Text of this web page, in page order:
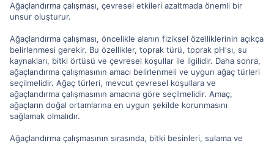
Ağaçlandırma çalışması, çevresel etkileri azaltmada önemli bir
unsur oluşturur.
Ağaçlandırma çalışması, öncelikle alanın fiziksel özelliklerinin açıkça
belirlenmesi gerekir. Bu özellikler, toprak türü, toprak pH'sı, su
kaynakları, bitki örtüsü ve çevresel koşullar ile ilgilidir. Daha sonra,
ağaçlandırma çalışmasının amacı belirlenmeli ve uygun ağaç türleri
seçilmelidir. Ağaç türleri, mevcut çevresel koşullara ve
ağaçlandırma çalışmasının amacına göre seçilmelidir. Amaç,
ağaçların doğal ortamlarına en uygun şekilde korunmasını
sağlamak olmalıdır.
Ağaçlandırma çalışmasının sırasında, bitki besinleri, sulama ve